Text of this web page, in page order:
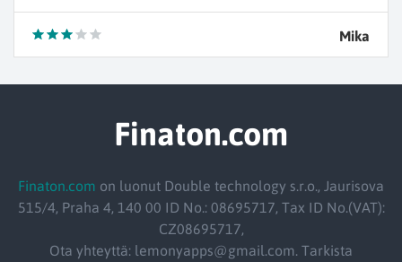
Mika
Finaton.com
Finaton.com on luonut Double technology s.r.o., Jaurisova
515/4, Praha 4, 140 00 ID No.: 08695717, Tax ID No.(VAT):
CZ08695717,
Ota yhteyttä: lemonyapps@gmail.com. Tarkista